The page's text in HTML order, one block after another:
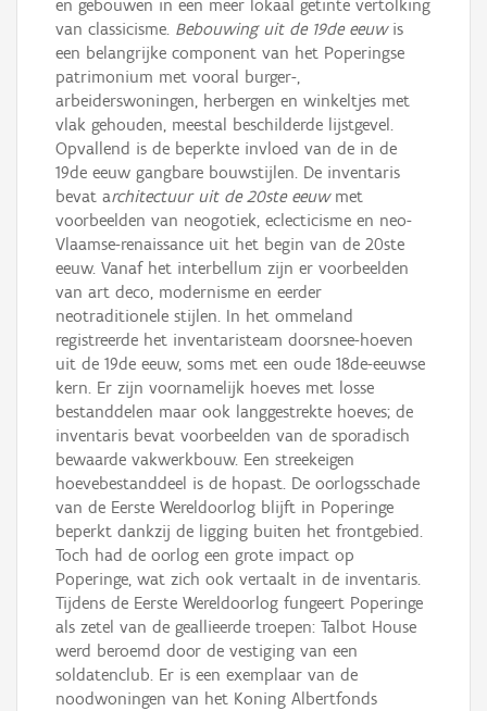
en gebouwen in een meer lokaal getinte vertolking
van classicisme. Bebouwing uit de 19de eeuwis
een belangrijke component van het Poperingse
patrimonium met vooral burger-,
arbeiderswoningen, herbergen en winkeltjes met
vlak gehouden, meestal beschilderde lijstgevel.
Opvallend is de beperkte invloed van de in de
19de eeuw gangbare bouwstijlen. De inventaris
bevat architectuur uit de 20ste eeuwmet
voorbeelden van neogotiek, eclecticisme en neo-
Vlaamse-renaissance uit het begin van de 20ste
eeuw. Vanaf het interbellum zijn er voorbeelden
van art deco, modernisme en eerder
neotraditionele stijlen. In het ommeland
registreerde het inventaristeam doorsnee-hoeven
uit de 19de eeuw, soms met een oude 18de-eeuwse
kern. Er zijn voornamelijk hoeves met losse
bestanddelen maar ook langgestrekte hoeves; de
inventaris bevat voorbeelden van de sporadisch
bewaarde vakwerkbouw. Een streekeigen
hoevebestanddeel is de hopast. De oorlogsschade
van de Eerste Wereldoorlog blijft in Poperinge
beperkt dankzij de ligging buiten het frontgebied.
Toch had de oorlog een grote impact op
Poperinge, wat zich ook vertaalt in de inventaris.
Tijdens de Eerste Wereldoorlog fungeert Poperinge
als zetel van de geallieerde troepen: Talbot House
werd beroemd door de vestiging van een
soldatenclub. Er is een exemplaar van de
noodwoningen van het Koning Albertfonds